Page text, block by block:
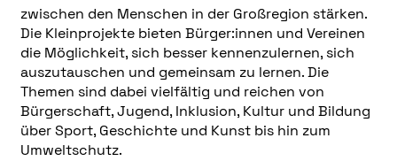
zwischen den Menschen in der Großregion stärken.
Die Kleinprojekte bieten Bürger:innen und Vereinen
die Möglichkeit, sich besser kennenzulernen, sich
auszutauschen und gemeinsam zu lernen. Die
Themen sind dabei vielfältig und reichen von
Bürgerschaft, Jugend, Inklusion, Kultur und Bildung
über Sport, Geschichte und Kunst bis hin zum
Umweltschutz.